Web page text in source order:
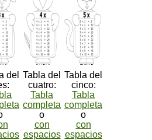
del Tabla del
cuatro:
Tabla
completa
o
con
espacios
Tabla del
cinco:
Tabla
completa
o
con
espacios